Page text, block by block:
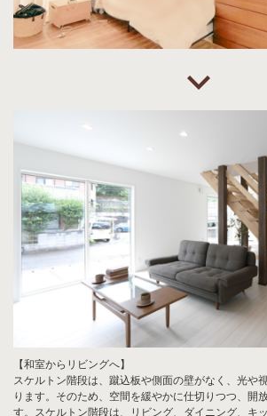
【和室からリビングへ】
スケルトン階段は、蹴込板や側面の壁がなく、光や
ります。そのため、空間を緩やかに仕切りつつ、開
す。スケルトン階段は、リビング、ダイニング、キ